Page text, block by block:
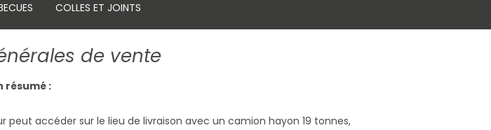
COLLES ET JOINTS
de vente
résumé :
accéder sur le lieu de livraison avec un camion hayon 19 tonnes,